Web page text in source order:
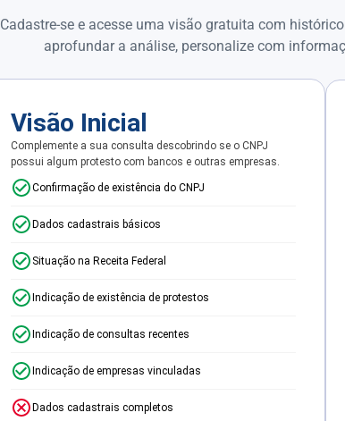
Cadastre-se e acesse uma visão gratuita com
aprofundar a análise, personalize com
Visão Inicial
Complemente a sua consulta descobrindo se o CNPJ
possui algum protesto com bancos e outras empresas.
Confirmação de existência do CNPJ
Dados cadastrais básicos
Situação na Receita Federal
Indicação de existência de protestos
Indicação de consultas recentes
Indicação de empresas vinculadas
Dados cadastrais completos